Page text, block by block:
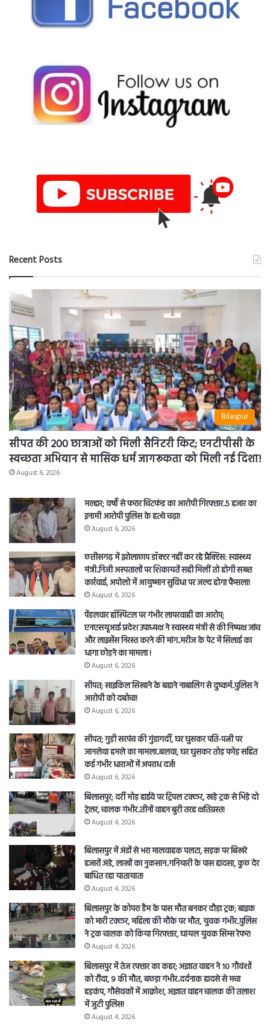
Recent Posts
Bilaspur
सीपत की 200 छात्राओं को मिली सैनिटरी किट; एनटीपीसी के
स्वच्छता अभियान से मासिक धर्म जागरूकता को मिली नई दिशा!
August 6, 2026
मल्हार; वर्षों से फरार चिटफंड का आरोपी गिरफ्तार..5 हजार का
इनामी आरोपी पुलिस के हत्थे चढ़ा!
August 6, 2026
छत्तीसगढ़ में झोलाछाप डॉक्टर नहीं कर रहे प्रैक्टिस: स्वास्थ्य
मंत्री..निजी अस्पतालों पर शिकायतें सही मिलीं तो होगी सख्त
कार्रवाई, अपोलो में आयुष्मान सुविधा पर जल्द होगा फैसला!
August 6, 2026
पेंडलवार हॉस्पिटल पर गंभीर लापरवाही का आरोप;
एनएसयूआई प्रदेश उपाध्यक्ष ने स्वास्थ्य मंत्री से की निष्पक्ष जांच
और लाइसेंस निरस्त करने की मांग..मरीज के पेट में सिलाई का
धागा छोड़ने का मामला !
August 6, 2026
सीपत; साइकिल सिखाने के बहाने नाबालिग से दुष्कर्म..पुलिस ने
आरोपी को दबोचा!
August 6, 2026
सीपत; गुड़ी सरपंच की गुंडागर्दी, घर घुसकर पति-पत्नी पर
जानलेवा हमले का मामला..बलवा, घर घुसकर तोड़ फोड़ सहित
कई गंभीर धाराओं में अपराध दर्ज!
August 6, 2026
बिलासपुर; दर्री मोड़ हाईवे पर ट्रिपल टक्कर, खड़े ट्रक से भिड़े दो
ट्रेलर, चालक गंभीर..तीनों वाहन बुरी तरह क्षतिग्रस्त!
August 4, 2026
बिलासपुर में अंडों से भरा मालवाहक पलटा, सड़क पर बिखरे
हजारों अंडे, लाखों का नुकसान..गनियारी के पास हादसा, कुछ देर
बाधित रहा यातायात!
August 4, 2026
बिलासपुर के कोपरा डैम के पास मौत बनकर दौड़ा ट्रक; बाइक
को मारी टक्कर, महिला की मौके पर मौत, युवक गंभीर..पुलिस
ने ट्रक चालक को किया गिरफ्तार, घायल युवक सिम्स रेफर!
August 4, 2026
बिलासपुर में तेज रफ्तार का कहर; अज्ञात वाहन ने 10 गौवंशों
को रौंदा, 9 की मौत, बछड़ा गंभीर..दर्दनाक हादसे से मचा
हड़कंप, गौसेवकों में आक्रोश, अज्ञात वाहन चालक की तलाश
में जुटी पुलिस!
August 4, 2026